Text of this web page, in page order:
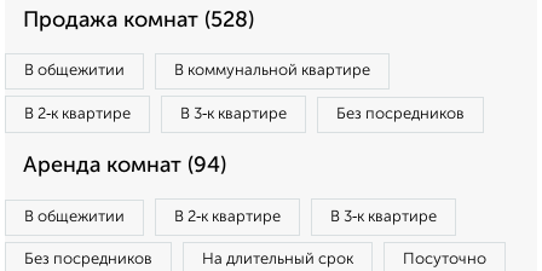
Продажа комнат (528)
В общежитии В коммунальной квартире
В 2‑к квартире В 3‑к квартире Без посредников
Аренда комнат (94)
В общежитии В 2‑к квартире В 3‑к квартире
Без посредников На длительный срок Посуточно